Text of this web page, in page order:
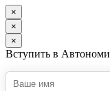
×
×
×
Вступить в